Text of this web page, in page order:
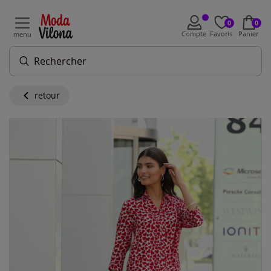
menu Compte
0
Favoris
0
Panier
retour